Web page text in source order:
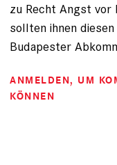
zu Recht Angst vor
sollten ihnen
Budapester
ANMELDEN, UM
KÖNNEN